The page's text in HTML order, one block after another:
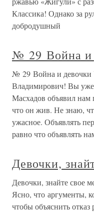
Классика! Однако за
добродушный
№ 29 Война и
№ 29 Война и
Владимирович! Вы уже
Масхадов объявил нам
что он жив. Не знаю,
ужасное. Объявлять
равно что объявлять
Девочки,
Девочки, знайте свое
Ясно, что аргументы,
чтобы объяснить